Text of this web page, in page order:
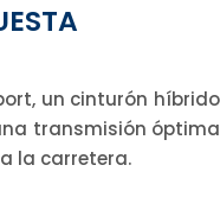
un cinturón híbrido
transmisión óptima
la carretera.